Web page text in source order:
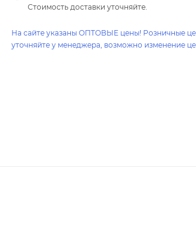
Стоимость доставки уточняйте.
На сайте указаны ОПТОВЫЕ цены! Розничные
уточняйте у менеджера, возможно изменение